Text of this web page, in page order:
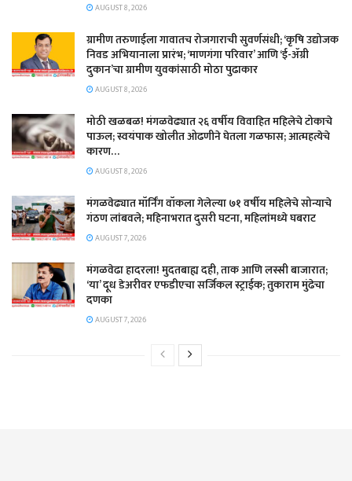
AUGUST 8, 2026
​ग्रामीण तरुणाईला गावातच रोजगाराची सुवर्णसंधी; ‘कृषि उद्योजक
निवड अभियानाला प्रारंभ; ‘माणगंगा परिवार’ आणि ‘ई-ॲग्री
दुकान’चा ग्रामीण युवकांसाठी मोठा पुढाकार
AUGUST 8, 2026
मोठी खळबळ! मंगळवेढ्यात २६ वर्षीय विवाहित महिलेचे टोकाचे
पाऊल; स्वयंपाक खोलीत ओढणीने घेतला गळफास; आत्महत्येचे
कारण…
AUGUST 8, 2026
मंगळवेढ्यात मॉर्निंग वॉकला गेलेल्या ७१ वर्षीय महिलेचे सोन्याचे
गंठण लांबवले; महिनाभरात दुसरी घटना, महिलांमध्ये घबराट
AUGUST 7, 2026
​मंगळवेढा हादरला! मुदतबाह्य दही, ताक आणि लस्सी बाजारात;
‘या’ दूध डेअरीवर एफडीएचा सर्जिकल स्ट्राईक; ​तुकाराम मुंढेचा
दणका
AUGUST 7, 2026